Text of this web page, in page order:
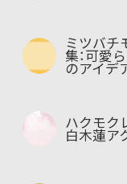
ミツバチ
集：可愛
のアイデ
ハクモク
白木蓮